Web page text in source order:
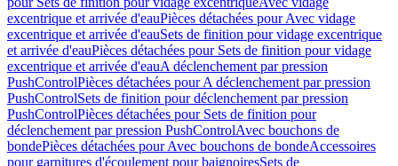
excentrique et arrivée d'eauPièces détachées pour Avec vidage
excentrique et arrivée d'eauSets de finition pour vidage excentrique
et arrivée d'eauPièces détachées pour Sets de finition pour vidage
excentrique et arrivée d'eauA déclenchement par pression
PushControlPièces détachées pour A déclenchement par pression
PushControlSets de finition pour déclenchement par pression
PushControlPièces détachées pour Sets de finition pour
déclenchement par pression PushControlAvec bouchons de
bondePièces détachées pour Avec bouchons de bondeAccessoires
pour garnitures d'écoulement pour baignoiresSets de